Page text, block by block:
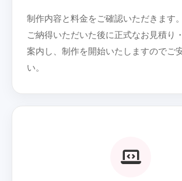
制作内容と料金をご確認いただきます。
ご納得いただいた後に正式なお見積り
案内し、制作を開始いたしますのでご
い。